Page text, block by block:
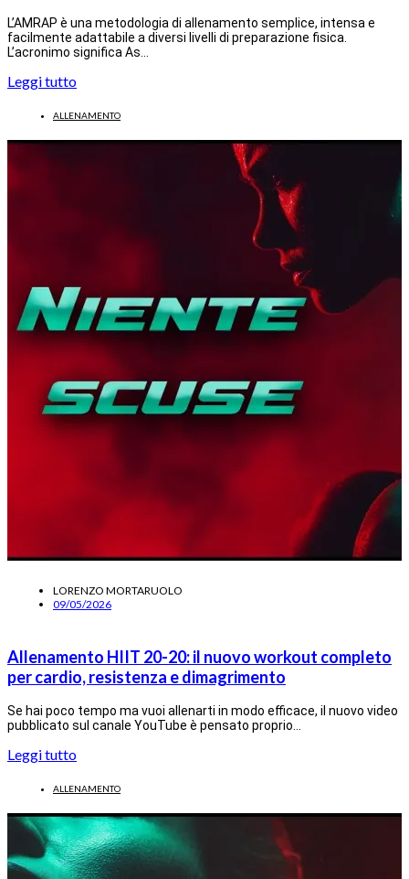
L’AMRAP è una metodologia di allenamento semplice, intensa e
facilmente adattabile a diversi livelli di preparazione fisica.
L’acronimo significa As…
Leggi tutto
ALLENAMENTO
LORENZO MORTARUOLO
09/05/2026
Allenamento HIIT 20-20: il nuovo workout completo
per cardio, resistenza e dimagrimento
Se hai poco tempo ma vuoi allenarti in modo efficace, il nuovo video
pubblicato sul canale YouTube è pensato proprio…
Leggi tutto
ALLENAMENTO